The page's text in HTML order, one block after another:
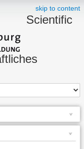
skip to content
Scientific